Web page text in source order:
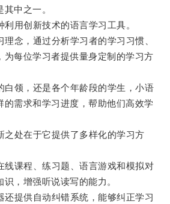
中之一。
用创新技术的语言学习工具。
念，通过分析学习者的学习习惯、
为每位学习者提供量身定制的学习方
领，还是各个年龄段的学生，小语
的需求和学习进度，帮助他们高效学
处在于它提供了多样化的学习方
课程、练习题、语言游戏和模拟对
，增强听说读写的能力。
提供自动纠错系统，能够纠正学习